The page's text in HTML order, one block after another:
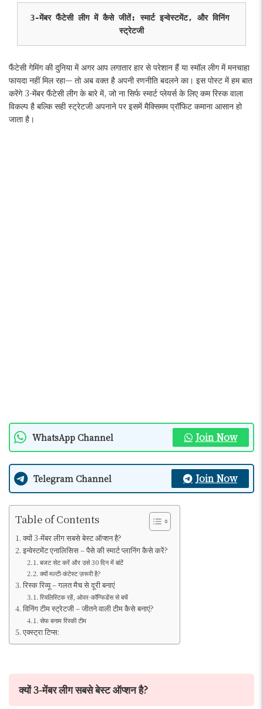
3-मेंबर फैंटेसी लीग में कैसे जीतें: स्मार्ट इन्वेस्टमेंट, और विनिंग
स्ट्रेटजी
फैंटेसी गेमिंग की दुनिया में अगर आप लगातार हार से परेशान हैं या स्मॉल लीग में मनचाहा
फायदा नहीं मिल रहा— तो अब वक्त है अपनी रणनीति बदलने का। इस पोस्ट में हम बात
करेंगे 3-मेंबर फैंटेसी लीग के बारे में, जो ना सिर्फ स्मार्ट प्लेयर्स के लिए कम रिस्क वाला
विकल्प है बल्कि सही स्ट्रेटजी अपनाने पर इसमें मैक्सिमम प्रॉफिट कमाना आसान हो
जाता है।
WhatsApp Channel Join Now
Telegram Channel Join Now
Table of Contents
क्यों 3-मेंबर लीग सबसे बेस्ट ऑप्शन है?
इन्वेस्टमेंट एनालिसिस – पैसे की स्मार्ट प्लानिंग कैसे करें?
बजट सेट करें और उसे 30 दिन में बांटें
क्यों मल्टी-कंटेस्ट ज़रूरी है?
रिस्क रिव्यू – गलत मैच से दूरी बनाएं
रियलिस्टिक रहें, ओवर-कॉन्फिडेंस से बचें
विनिंग टीम स्ट्रेटजी – जीतने वाली टीम कैसे बनाएं?
सेफ बनाम रिस्की टीम
एक्स्ट्रा टिप्स:
क्यों 3-मेंबर लीग सबसे बेस्ट ऑप्शन है?